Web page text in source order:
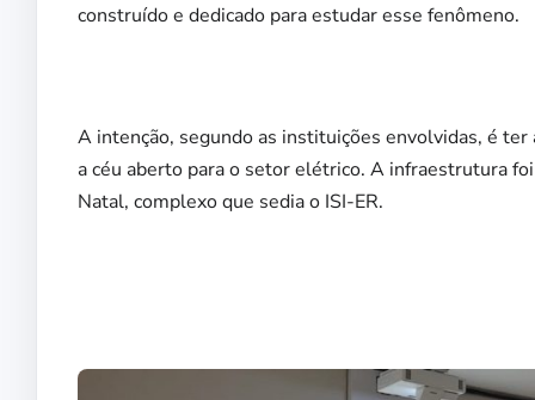
construído e dedicado para estudar esse fenômeno.
A intenção, segundo as instituições envolvidas, é
a céu aberto para o setor elétrico. A infraestrutura
Natal, complexo que sedia o ISI-ER.